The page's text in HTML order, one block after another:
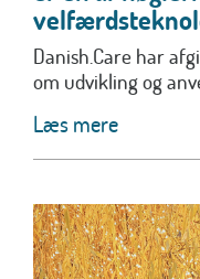
Danish.Care har
om udvikling og
Læs mere